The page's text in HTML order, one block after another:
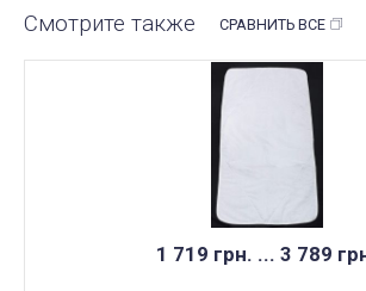
Смотрите также СРАВНИТЬ ВСЕ
1 719 грн. ... 3 789